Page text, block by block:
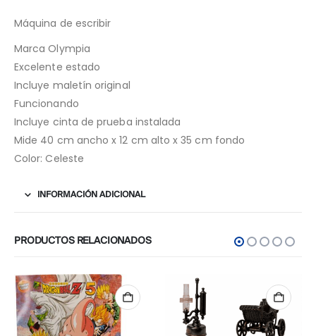
Máquina de escribir
Marca Olympia
Excelente estado
Incluye maletín original
Funcionando
Incluye cinta de prueba instalada
Mide 40 cm ancho x 12 cm alto x 35 cm fondo
Color: Celeste
INFORMACIÓN ADICIONAL
PRODUCTOS RELACIONADOS